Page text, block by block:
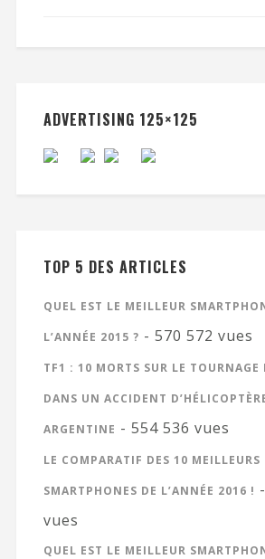
ADVERTISING 125×125
TOP 5 DES ARTICLES
QUEL EST LE MEILLEUR
L’ANNÉE 2015 ? - 570 572 vues
TF1 : 10 MORTS SUR LE TOURNAGE
DANS UN ACCIDENT
ARGENTINE - 554 536 vues
LE COMPARATIF DES 10 MEILLEURS
SMARTPHONES DE L’ANNÉE 2016 !
vues
QUEL EST LE MEILLEUR